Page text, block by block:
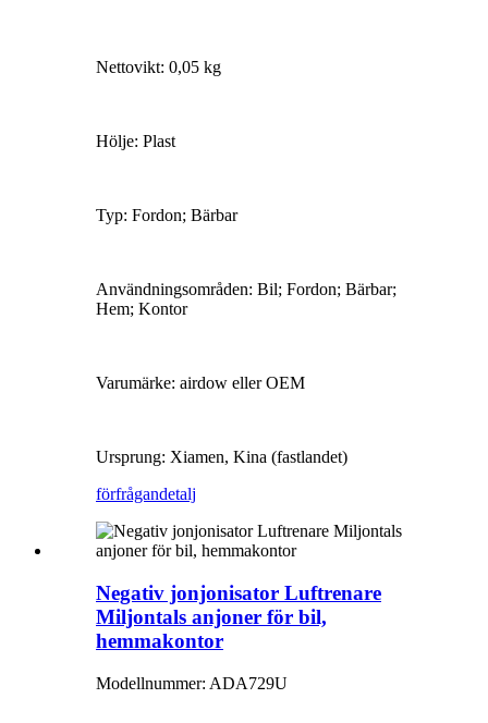
Nettovikt: 0,05 kg
Hölje: Plast
Typ: Fordon; Bärbar
Användningsområden: Bil; Fordon; Bärbar;
Hem; Kontor
Varumärke: airdow eller OEM
Ursprung: Xiamen, Kina (fastlandet)
förfrågandetalj
Negativ jonjonisator Luftrenare
Miljontals anjoner för bil,
hemmakontor
Modellnummer: ADA729U